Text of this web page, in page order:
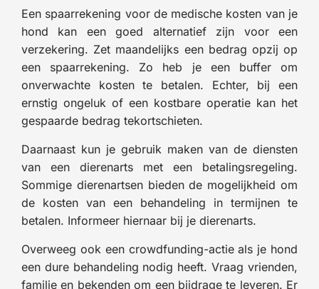
Een spaarrekening voor de medische kosten van je
hond kan een goed alternatief zijn voor een
verzekering. Zet maandelijks een bedrag opzij op
een spaarrekening. Zo heb je een buffer om
onverwachte kosten te betalen. Echter, bij een
ernstig ongeluk of een kostbare operatie kan het
gespaarde bedrag tekortschieten.
Daarnaast kun je gebruik maken van de diensten
van een dierenarts met een betalingsregeling.
Sommige dierenartsen bieden de mogelijkheid om
de kosten van een behandeling in termijnen te
betalen. Informeer hiernaar bij je dierenarts.
Overweeg ook een crowdfunding-actie als je hond
een dure behandeling nodig heeft. Vraag vrienden,
familie en bekenden om een bijdrage te leveren. Er